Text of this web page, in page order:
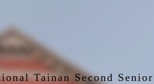
Tainan Second